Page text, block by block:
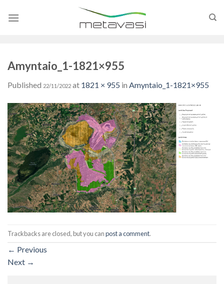
Amyntaio_1-1821×955
Published 22/11/2022 at 1821 × 955 in Amyntaio_1-1821×955
Trackbacks are closed, but you canpost a comment.
← Previous
Next →